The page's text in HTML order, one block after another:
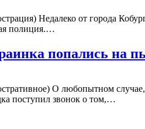
Недалеко от города
полиция.…
попались на
О любопытном случае,
поступил звонок о том,…